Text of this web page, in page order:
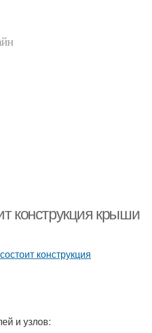
конструкция крыши
и узлов: